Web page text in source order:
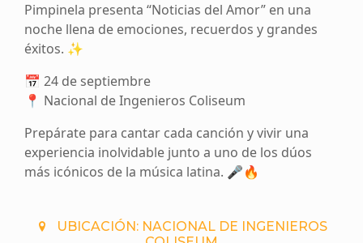
Pimpinela presenta “Noticias del Amor” en una
noche llena de emociones, recuerdos y grandes
éxitos. ✨
📅 24 de septiembre
📍 Nacional de Ingenieros Coliseum
Prepárate para cantar cada canción y vivir una
experiencia inolvidable junto a uno de los dúos
más icónicos de la música latina. 🎤🔥
UBICACIÓN: NACIONAL DE INGENIEROS